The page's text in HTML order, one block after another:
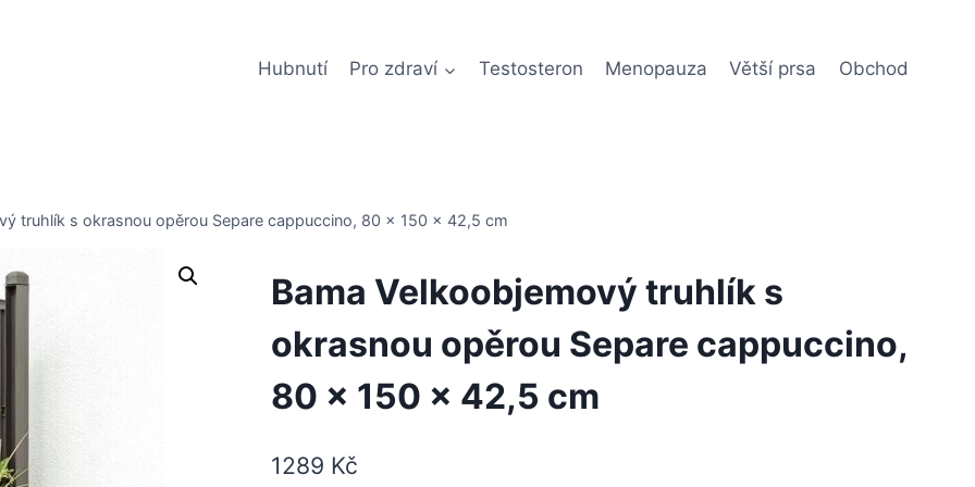
Hubnutí Pro zdraví Testosteron Menopauza Větší prsa Obchod
truhlík s okrasnou opěrou Separe cappuccino, 80 x 150 x 42,5 cm
Bama Velkoobjemový truhlík s
okrasnou opěrou Separe cappuccino,
80 x 150 x 42,5 cm
1289 Kč